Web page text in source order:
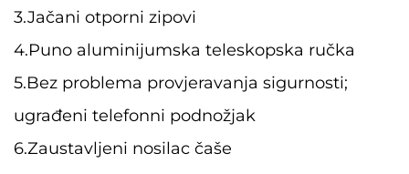
3.Jačani otporni zipovi
4.Puno aluminijumska teleskopska ručka
5.Bez problema provjeravanja sigurnosti;
ugrađeni telefonni podnožjak
6.Zaustavljeni nosilac čaše